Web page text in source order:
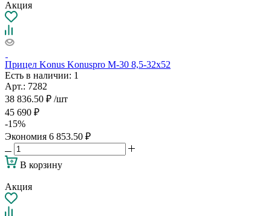
Акция
Прицел Konus Konuspro M-30 8,5-32x52
Есть в наличии: 1
Арт.: 7282
38 836.50 ₽ /шт
45 690 ₽
-15%
Экономия 6 853.50 ₽
В корзину
Акция